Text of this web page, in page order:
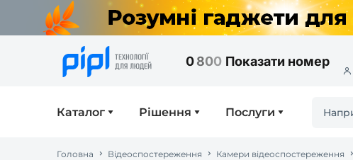
0800 Показати номер
Каталог Рішення Послуги
Головна Відеоспостереження Камери відеоспостереження